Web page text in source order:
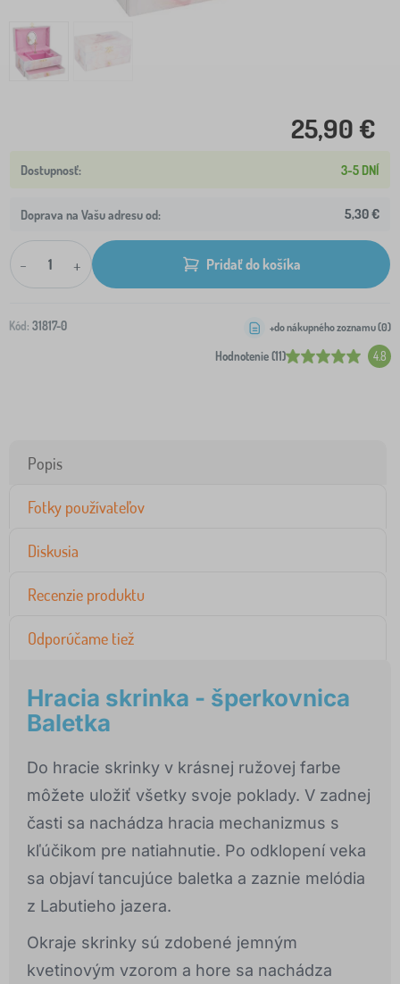
25,90 €
3-5 DNÍ
Doprava na Vašu adresu od: 5,30 €
- + Pridať do košíka
Kód: 31817-0
Hodnotenie (11) 4.8
+do nákupného zoznamu (0)
Popis
Fotky používateľov
Diskusia
Recenzie produktu
Odporúčame tiež
Hracia skrinka - šperkovnica
Baletka
Do hracie skrinky v krásnej ružovej farbe
môžete uložiť všetky svoje poklady. V zadnej
časti sa nachádza hracia mechanizmus s
kľúčikom pre natiahnutie. Po odklopení veka
sa objaví tancujúce baletka a zaznie melódia
z Labutieho jazera.
Okraje skrinky sú zdobené jemným
kvetinovým vzorom a hore sa nachádza